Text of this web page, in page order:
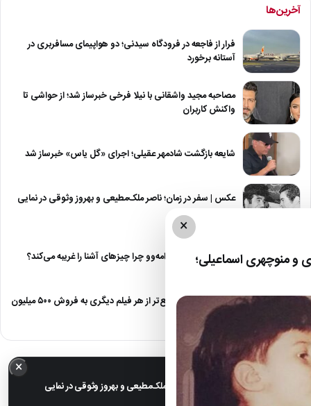
آخرین‌ها
فرار از فاجعه در فرودگاه سیدنی؛ دو هواپیمای مسافربری در
آستانه برخورد
مصاحبه مجید واشقانی با نیلا فرخی خبرساز شد؛ از حواشی تا
واکنش کاربران
شایعه بازگشت شادمهر عقیلی؛ اجرای «گل یاس» خبرساز شد
عکس | سفر در زمان؛ ناصر ملک‌مطیعی و بهروز وثوقی در نمایی
نقطه مقابل دژاوو؛ ژامه‌وو چرا چیزهای آشنا را غریبه می‌کند؟
«مرد عنکبوتی» سریع‌تر از هر فیلم دیگری به فروش ۵۰۰ میلیون
دلاری رسید
×
منوچهری اسماعیلی؛
× خبر مهم
عکس | سفر در زمان؛ ناصر ملک‌مطیعی و بهروز وثوقی در نمایی
از فیلم «بت»